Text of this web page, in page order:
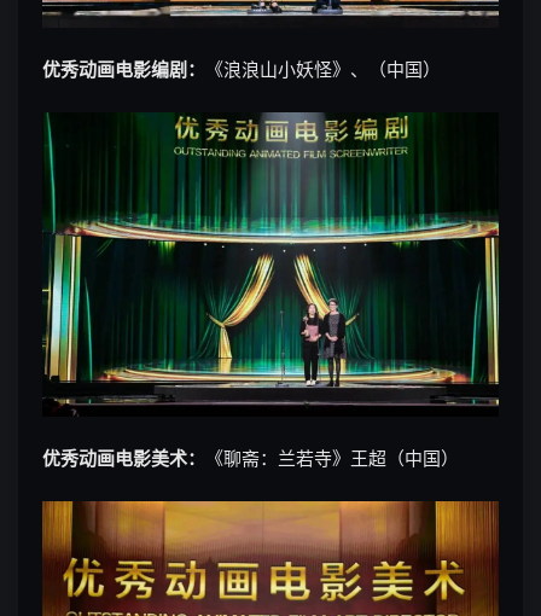
优秀动画电影编剧： 《浪浪山小妖怪》、（中国）
优秀动画电影美术： 《聊斋：兰若寺》王超（中国）